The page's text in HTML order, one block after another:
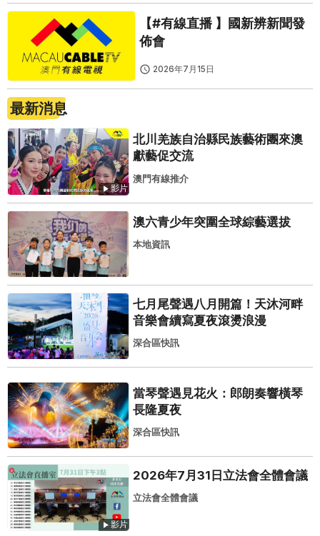
【#有線直播 】國新辨新聞發
佈會
2026年7月15日
最新消息
影片
北川羌族自治縣民族藝術團來澳
獻藝促交流
澳門有線推介
澳六青少年突圍全球綜藝選拔
本地資訊
七月尾聲遇八月開篇！天沐河畔
音樂會續寫夏夜滾燙浪漫
深合區快訊
當琴聲遇見花火：郎朗奏響橫琴
長隆夏夜
深合區快訊
影片
2026年7月31日立法會全體會議
立法會全體會議